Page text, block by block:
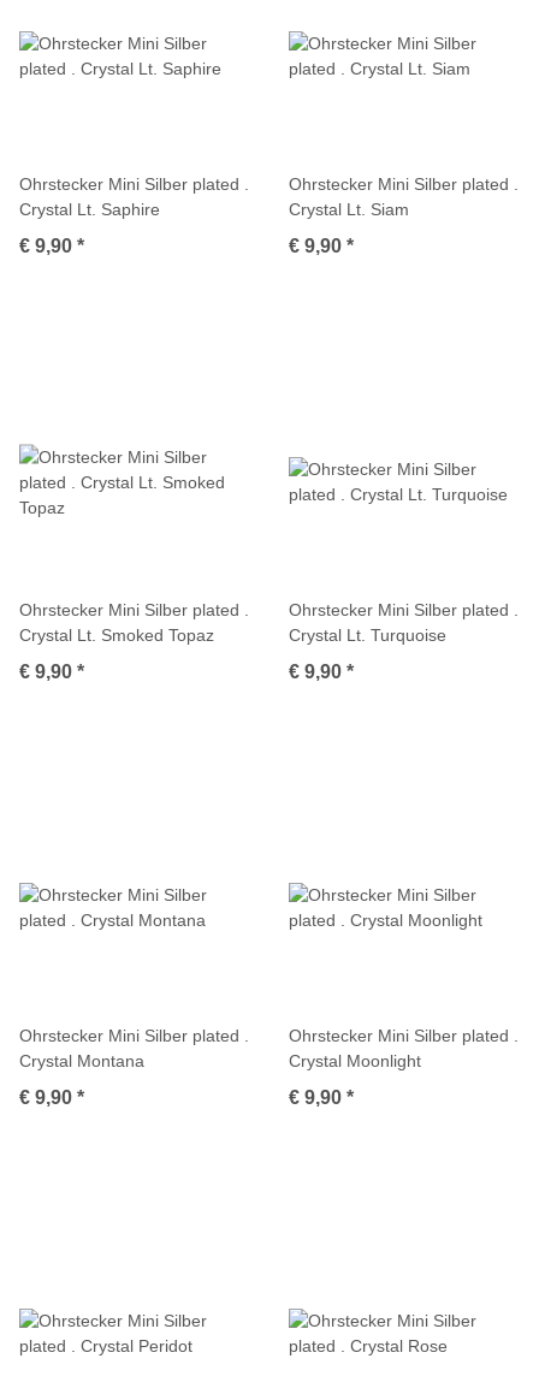
Ohrstecker Mini Silber plated .
Crystal Lt. Saphire
€ 9,90 *
Ohrstecker Mini Silber plated .
Crystal Lt. Siam
€ 9,90 *
Ohrstecker Mini Silber plated .
Crystal Lt. Smoked Topaz
€ 9,90 *
Ohrstecker Mini Silber plated .
Crystal Lt. Turquoise
€ 9,90 *
Ohrstecker Mini Silber plated .
Crystal Montana
€ 9,90 *
Ohrstecker Mini Silber plated .
Crystal Moonlight
€ 9,90 *